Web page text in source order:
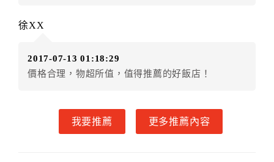
量及房價，並應依第一條約定通知甲方，且非經甲方同
本契約之房價經雙方合意，依網路售價計費（含稅
金及服務費），乙方除提供住宿外，尚包括（依預訂專
甲方入住及退房之時間依飯店現場規定。但甲、乙
雙方另有約定者，從其約定。第五條（付款方式）
徐XX
2017-07-13 01:18:29
價格合理，物超所值，值得推薦的好飯店！
我要推薦 更多推薦內容